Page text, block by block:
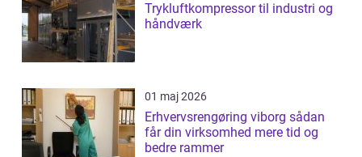
Trykluftkompressor til industri og
håndværk
01 maj 2026
Erhvervsrengøring viborg sådan
får din virksomhed mere tid og
bedre rammer